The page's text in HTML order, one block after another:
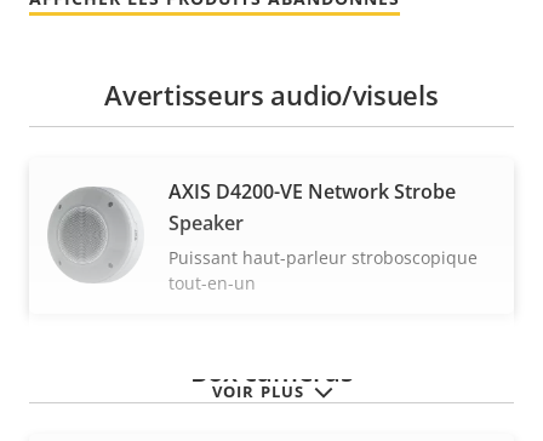
VOIR PLUS
Avertisseurs audio/visuels
AXIS D4200-VE Network Strobe
Speaker
Puissant haut-parleur stroboscopique
tout-en-un
Box cameras